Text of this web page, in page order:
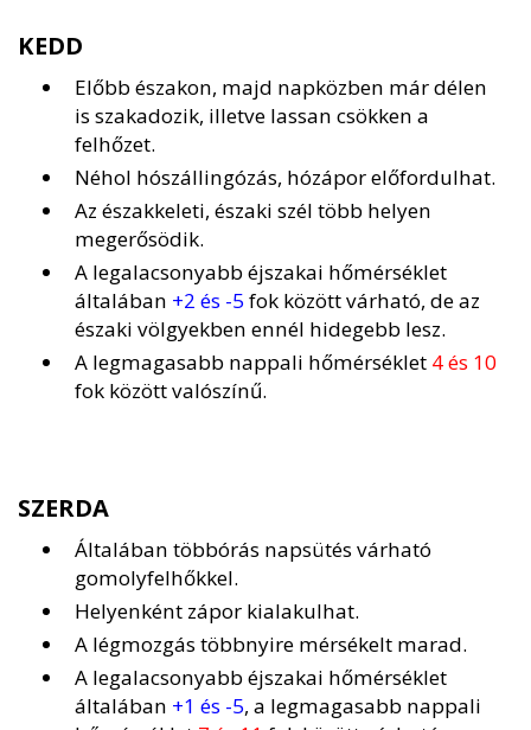
KEDD
Előbb északon, majd napközben már délen
is szakadozik, illetve lassan csökken a
felhőzet.
Néhol hószállingózás, hózápor előfordulhat.
Az északkeleti, északi szél több helyen
megerősödik.
A legalacsonyabb éjszakai hőmérséklet
általában +2 és -5 fok között várható, de az
északi völgyekben ennél hidegebb lesz.
A legmagasabb nappali hőmérséklet 4 és 10
fok között valószínű.
SZERDA
Általában többórás napsütés várható
gomolyfelhőkkel.
Helyenként zápor kialakulhat.
A légmozgás többnyire mérsékelt marad.
A legalacsonyabb éjszakai hőmérséklet
általában +1 és -5, a legmagasabb nappali